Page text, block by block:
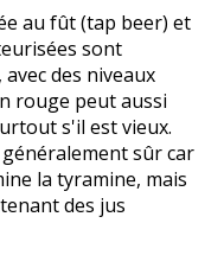
au fût (tap beer) et
sont
des niveaux
rouge peut aussi
s'il est vieux.
sûr car
la tyramine, mais
des jus